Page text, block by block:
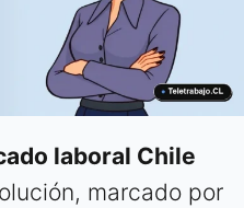
laboral Chile
marcado por